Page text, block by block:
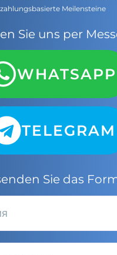
zahlungsbasierte Meilensteine
Sie uns per
WHATSAPP
TELEGRAM
Sie das